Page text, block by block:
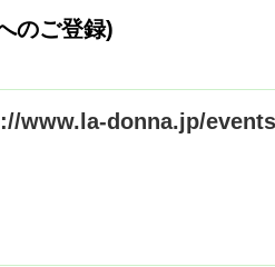
のご登録)
www.la-donna.jp/